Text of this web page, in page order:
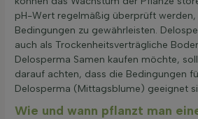
pH-Wert regelmäßig überprüft
Bedingungen zu gewährleisten.
auch als Trockenheitsverträgliche
Delosperma Samen kaufen möchte,
darauf achten, dass die Bedingungen
Delosperma (Mittagsblume) geeignet
Wie und wann pflanzt man